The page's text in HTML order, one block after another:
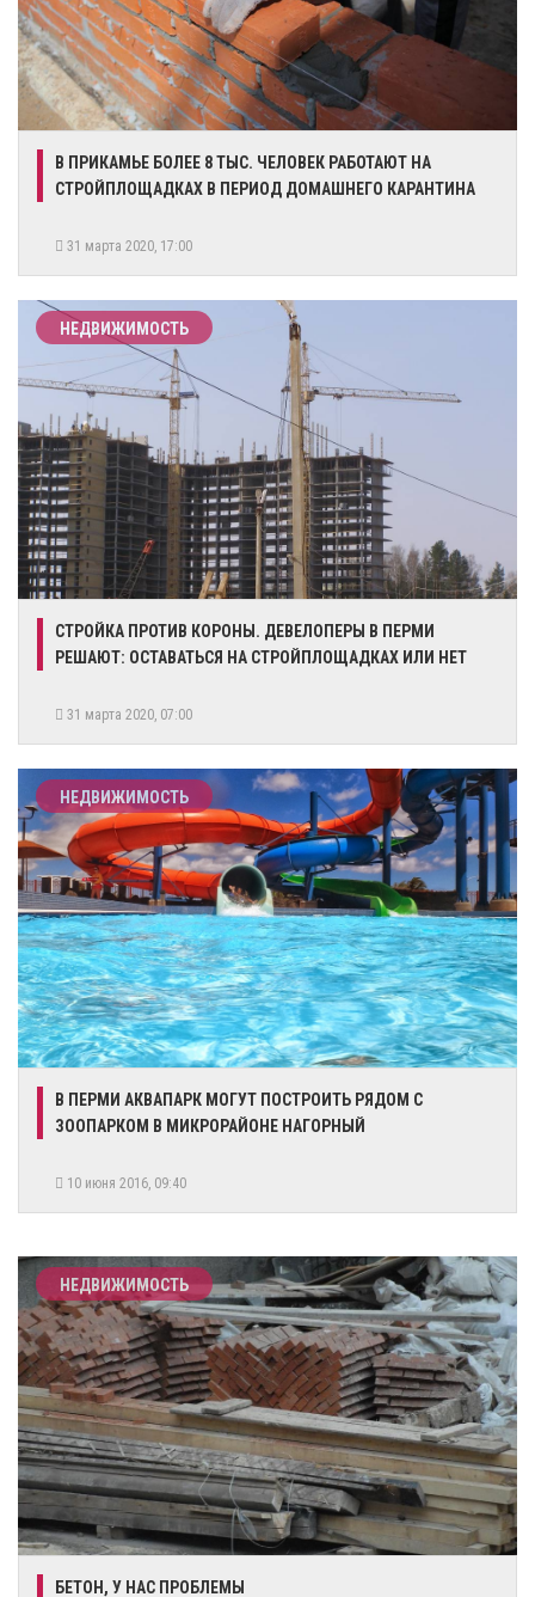
​В ПРИКАМЬЕ БОЛЕЕ 8 ТЫС. ЧЕЛОВЕК РАБОТАЮТ НА
СТРОЙПЛОЩАДКАХ В ПЕРИОД ДОМАШНЕГО КАРАНТИНА
31 марта 2020, 17:00
НЕДВИЖИМОСТЬ
СТРОЙКА ПРОТИВ КОРОНЫ. ДЕВЕЛОПЕРЫ В ПЕРМИ
РЕШАЮТ: ОСТАВАТЬСЯ НА СТРОЙПЛОЩАДКАХ ИЛИ НЕТ
31 марта 2020, 07:00
НЕДВИЖИМОСТЬ
В ПЕРМИ АКВАПАРК МОГУТ ПОСТРОИТЬ РЯДОМ С
ЗООПАРКОМ В МИКРОРАЙОНЕ НАГОРНЫЙ
10 июня 2016, 09:40
НЕДВИЖИМОСТЬ
БЕТОН, У НАС ПРОБЛЕМЫ